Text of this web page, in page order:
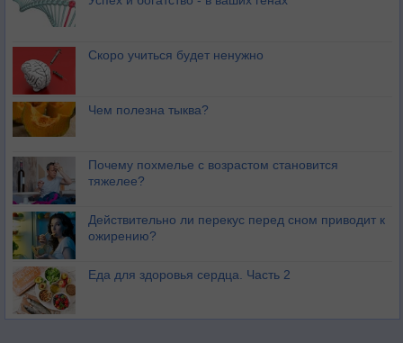
Скоро учиться будет ненужно
Чем полезна тыква?
Почему похмелье с возрастом становится
тяжелее?
Действительно ли перекус перед сном приводит к
ожирению?
Еда для здоровья сердца. Часть 2